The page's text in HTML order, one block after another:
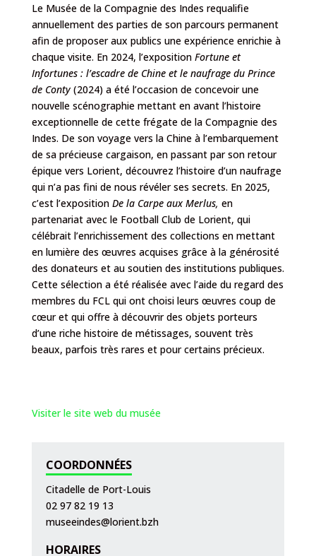
Le Musée de la Compagnie des Indes requalifie
annuellement des parties de son parcours permanent
afin de proposer aux publics une expérience enrichie à
chaque visite. En 2024, l’exposition Fortune et
Infortunes : l’escadre de Chine et le naufrage du Prince
de Conty(2024) a été l’occasion de concevoir une
nouvelle scénographie mettant en avant l’histoire
exceptionnelle de cette frégate de la Compagnie des
Indes. De son voyage vers la Chine à l’embarquement
de sa précieuse cargaison, en passant par son retour
épique vers Lorient, découvrez l’histoire d’un naufrage
qui n’a pas fini de nous révéler ses secrets. En 2025,
c’est l’exposition De la Carpe aux Merlus, en
partenariat avec le Football Club de Lorient, qui
célébrait l’enrichissement des collections en mettant
en lumière des œuvres acquises grâce à la générosité
des donateurs et au soutien des institutions publiques.
Cette sélection a été réalisée avec l’aide du regard des
membres du FCL qui ont choisi leurs œuvres coup de
cœur et qui offre à découvrir des objets porteurs
d’une riche histoire de métissages, souvent très
beaux, parfois très rares et pour certains précieux.
Visiter le site web du musée
COORDONNÉES
Citadelle de Port-Louis
02 97 82 19 13
museeindes@lorient.bzh
HORAIRES